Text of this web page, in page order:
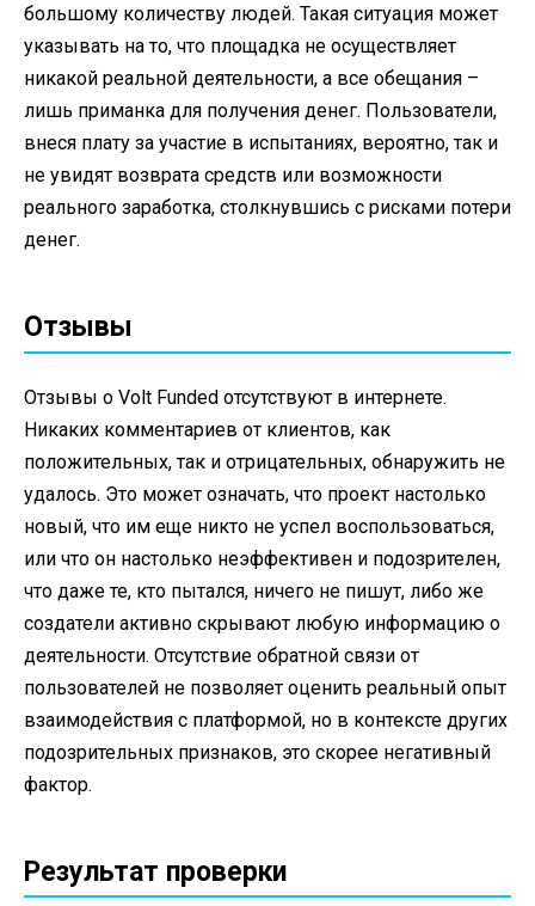
большому количеству людей. Такая ситуация может
указывать на то, что площадка не осуществляет
никакой реальной деятельности, а все обещания –
лишь приманка для получения денег. Пользователи,
внеся плату за участие в испытаниях, вероятно, так и
не увидят возврата средств или возможности
реального заработка, столкнувшись с рисками потери
денег.
Отзывы
Отзывы о Volt Funded отсутствуют в интернете.
Никаких комментариев от клиентов, как
положительных, так и отрицательных, обнаружить не
удалось. Это может означать, что проект настолько
новый, что им еще никто не успел воспользоваться,
или что он настолько неэффективен и подозрителен,
что даже те, кто пытался, ничего не пишут, либо же
создатели активно скрывают любую информацию о
деятельности. Отсутствие обратной связи от
пользователей не позволяет оценить реальный опыт
взаимодействия с платформой, но в контексте других
подозрительных признаков, это скорее негативный
фактор.
Результат проверки